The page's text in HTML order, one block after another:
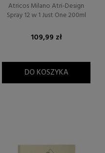
Atricos Milano Atri-Design
Spray 12 w 1 Just One 200ml
109,99 zł
DO KOSZYKA